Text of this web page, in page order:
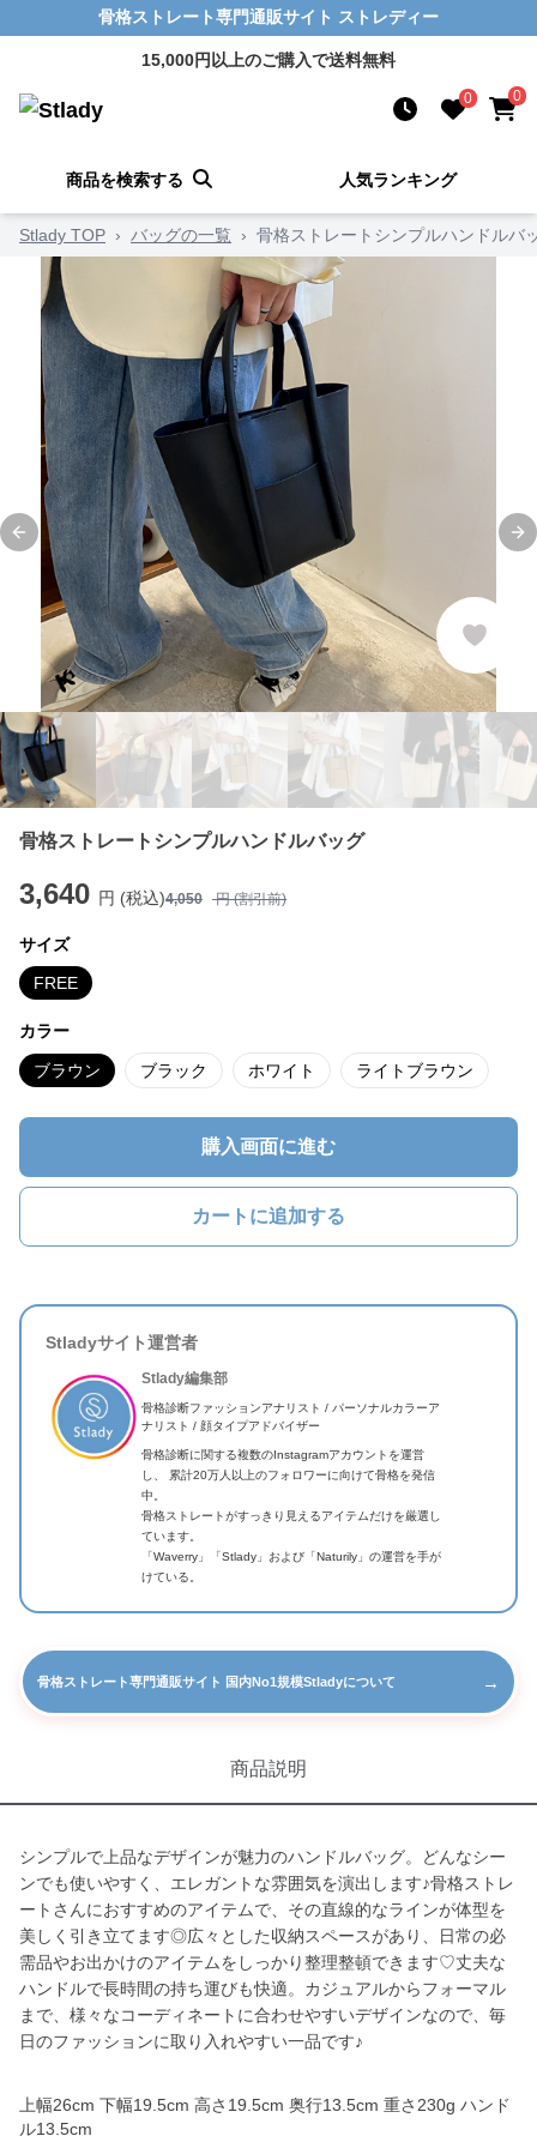
骨格ストレート専門通販サイト ストレディー
15,000円以上のご購入で送料無料
0 0
商品を検索する 人気ランキング
Stlady TOP › バッグの一覧 › 骨格ストレートシンプルハンドルバ
Previous slide
骨格ストレートシンプルハンドルバッグ
3,640 円 (税込)4,050 円 (割引前)
サイズ
FREE
カラー
ブラウン ブラック ホワイト ライトブラウン
購入画面に進む
カートに追加する
Stladyサイト運営者
Stlady編集部
骨格診断ファッションアナリスト / パーソナルカラーア
ナリスト / 顔タイプアドバイザー
骨格診断に関する複数のInstagramアカウントを運営
し、 累計20万人以上のフォロワーに向けて骨格を発信
中。
骨格ストレートがすっきり見えるアイテムだけを厳選し
ています。
「Waverry」「Stlady」および「Naturily」の運営を手が
けている。
骨格ストレート専門通販サイト 国内No1規模Stladyについて →
商品説明
シンプルで上品なデザインが魅力のハンドルバッグ。どんなシー
ンでも使いやすく、エレガントな雰囲気を演出します♪骨格ストレ
ートさんにおすすめのアイテムで、その直線的なラインが体型を
美しく引き立てます◎広々とした収納スペースがあり、日常の必
需品やお出かけのアイテムをしっかり整理整頓できます♡丈夫な
ハンドルで長時間の持ち運びも快適。カジュアルからフォーマル
まで、様々なコーディネートに合わせやすいデザインなので、毎
日のファッションに取り入れやすい一品です♪
上幅26cm 下幅19.5cm 高さ19.5cm 奥行13.5cm 重さ230g ハンド
ル13.5cm